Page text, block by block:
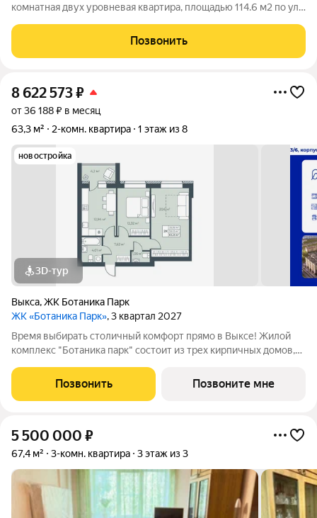
комнатная двух уровневая квартира, площадью 114.6 м2 по ул.
лоджия, лоджии находятся на разных сторонах дома, как и окна
квартиры выходят на
Позвонить
8 622 573₽
от 36 188 ₽ в месяц
63,3 м²
2-комн. квартира 1 этаж из 8
новостройка
3D-тур
Выкса,ЖК Ботаника Парк
ЖК «Ботаника Парк», 3 квартал 2027
Время выбирать столичный комфорт прямо в Выксе! Жилой
комплекс "Ботаника парк" состоит из трех кирпичных домов,
территория обеспечивает безопасное пространство для
отдыха детей и взрослых, а
Позвонить Позвоните мне
5 500 000 ₽
67,4 м² 3-комн. квартира 3 этаж из 3